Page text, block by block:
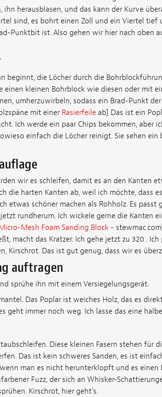
ihn herausblasen, und das kann der Kurve
sind, es bohrt einen Zoll und ein Viertel tief
Punktbit ist. Also gehen wir hier nach oben
beginnt, die Löcher durch die
einen kleinen Bohrblock wie diesen oder mit
umherzuwirbeln, sodass ein Brad-Punkt
mit einer Rasierfeile ab] Das ist ein
Ich werde ein paar Chips bekommen, aber
einfach die Löcher reinigt. Sie sehen ein
wir es schleifen, damit es an den Kanten
die harten Kanten ab, weil ich möchte, dass
etwas schöner machen als Rohholz. Es passt
rundherum. Ich wickele gerne die Kanten
Mesh Foam Sanding Block -
macht das Kratzer. Ich gehe jetzt zu 320 .
Kirschrot. Das ist gut genug, dass wir es
auftragen
sprühe ihn mit einem Versiegelungsgerät.
Das Poplar ist weiches Holz, das es
geht immer noch weg. Ich lasse das eine
Diese kleinen Fasern stehen für
Das ist kein schweres Sanden, es ist
man es nicht herunterklopft und es einen
Fuzz, der sich an Whisker-
Kirschrot, hier geht's.